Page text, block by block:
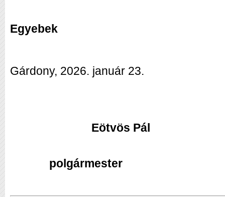
Egyebek
Gárdony, 2026. január 23.
Eötvös Pál
polgármester